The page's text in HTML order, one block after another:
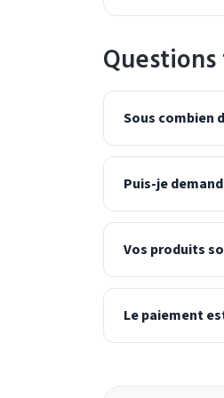
Sous combien
Puis-je
Vos produits
Le paiement